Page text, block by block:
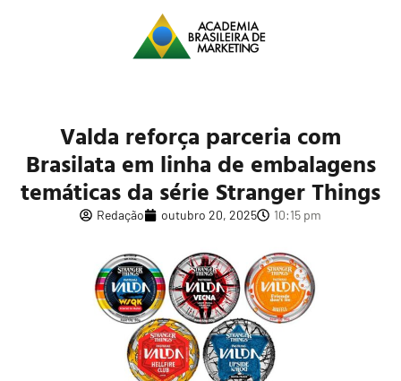
Valda reforça parceria com
Brasilata em linha de embalagens
temáticas da série Stranger Things
Redação outubro 20, 2025 10:15 pm